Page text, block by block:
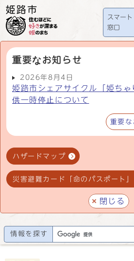
スマート
窓口
重要なお知らせ
2026年8月4日
姫路市シェアサイクル「姫ちゃ
供一時停止について
重要な
ハザードマップ
災害避難カード「命のパスポート」
閉じる
情報を探す